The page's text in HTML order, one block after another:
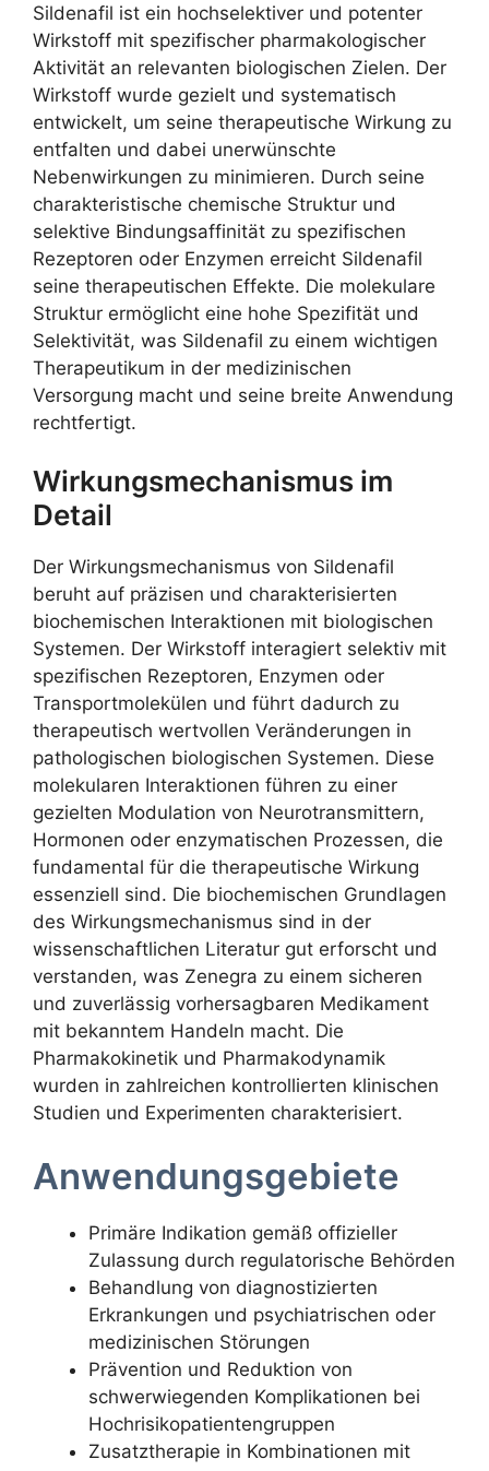
Sildenafil ist ein hochselektiver und potenter
Wirkstoff mit spezifischer pharmakologischer
Aktivität an relevanten biologischen Zielen. Der
Wirkstoff wurde gezielt und systematisch
entwickelt, um seine therapeutische Wirkung zu
entfalten und dabei unerwünschte
Nebenwirkungen zu minimieren. Durch seine
charakteristische chemische Struktur und
selektive Bindungsaffinität zu spezifischen
Rezeptoren oder Enzymen erreicht Sildenafil
seine therapeutischen Effekte. Die molekulare
Struktur ermöglicht eine hohe Spezifität und
Selektivität, was Sildenafil zu einem wichtigen
Therapeutikum in der medizinischen
Versorgung macht und seine breite Anwendung
rechtfertigt.
Wirkungsmechanismus im
Detail
Der Wirkungsmechanismus von Sildenafil
beruht auf präzisen und charakterisierten
biochemischen Interaktionen mit biologischen
Systemen. Der Wirkstoff interagiert selektiv mit
spezifischen Rezeptoren, Enzymen oder
Transportmolekülen und führt dadurch zu
therapeutisch wertvollen Veränderungen in
pathologischen biologischen Systemen. Diese
molekularen Interaktionen führen zu einer
gezielten Modulation von Neurotransmittern,
Hormonen oder enzymatischen Prozessen, die
fundamental für die therapeutische Wirkung
essenziell sind. Die biochemischen Grundlagen
des Wirkungsmechanismus sind in der
wissenschaftlichen Literatur gut erforscht und
verstanden, was Zenegra zu einem sicheren
und zuverlässig vorhersagbaren Medikament
mit bekanntem Handeln macht. Die
Pharmakokinetik und Pharmakodynamik
wurden in zahlreichen kontrollierten klinischen
Studien und Experimenten charakterisiert.
Anwendungsgebiete
Primäre Indikation gemäß offizieller
Zulassung durch regulatorische Behörden
Behandlung von diagnostizierten
Erkrankungen und psychiatrischen oder
medizinischen Störungen
Prävention und Reduktion von
schwerwiegenden Komplikationen bei
Hochrisikopatientengruppen
Zusatztherapie in Kombinationen mit